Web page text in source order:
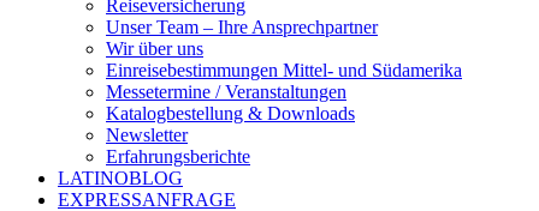
Reiseversicherung
Unser Team – Ihre Ansprechpartner
Wir über uns
Einreisebestimmungen Mittel- und Südamerika
Messetermine / Veranstaltungen
Katalogbestellung & Downloads
Newsletter
Erfahrungsberichte
LATINOBLOG
EXPRESSANFRAGE